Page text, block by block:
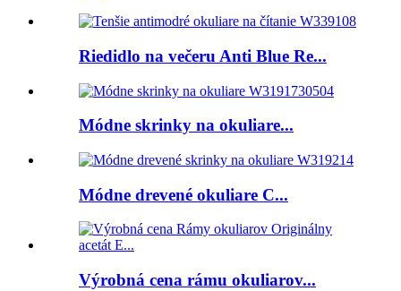
Riedidlo na večeru Anti Blue Re...
Módne skrinky na okuliare...
Módne drevené okuliare C...
Výrobná cena rámu okuliarov...